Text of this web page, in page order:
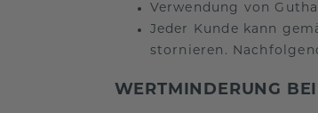
Verwendung von
Jeder Kunde kann
stornieren.
WERTMINDERUNG